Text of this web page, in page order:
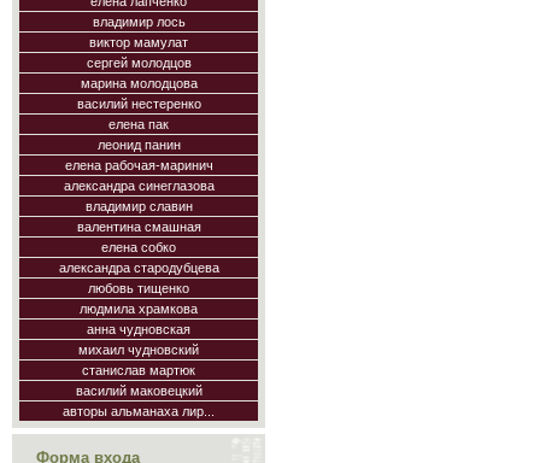
владимир лось
виктор мамулат
сергей молодцов
марина молодцова
василий нестеренко
елена пак
леонид панин
елена рабочая-маринич
александра синеглазова
владимир славин
валентина смашная
елена собко
александра стародубцева
любовь тищенко
людмила храмкова
анна чудновская
михаил чудновский
станислав мартюк
василий маковецкий
авторы альманаха лир...
Форма входа